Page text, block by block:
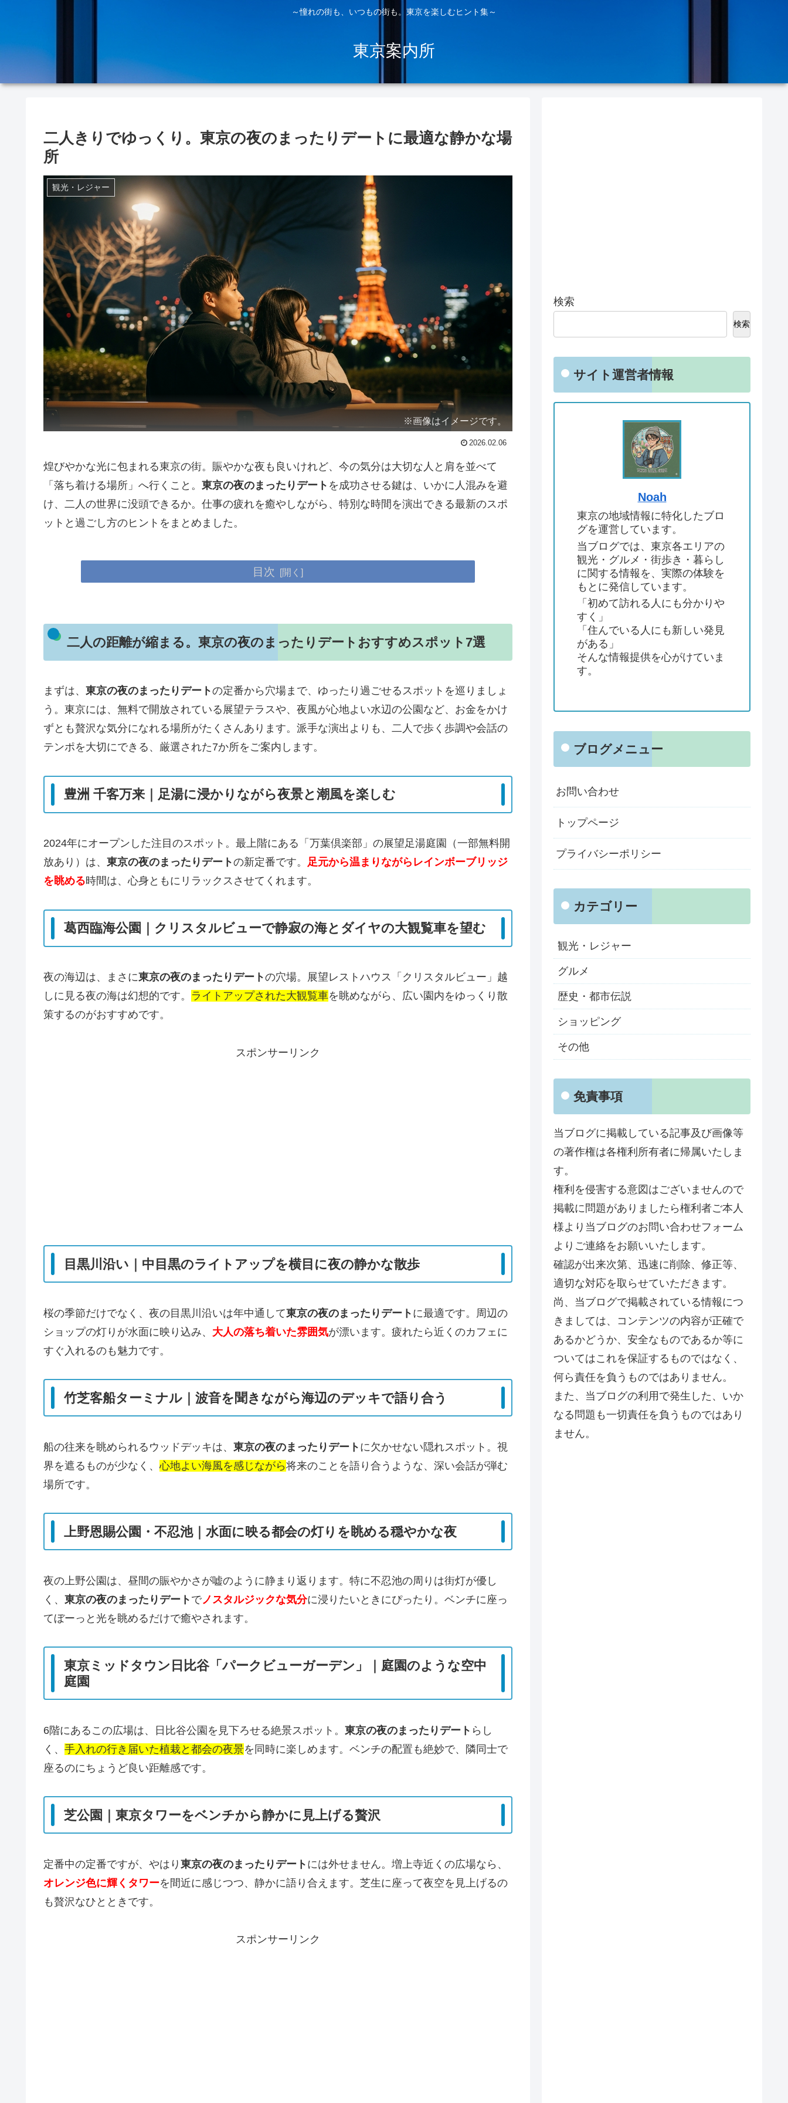
～憧れの街も、いつもの街も。東京を楽しむヒント集～
東京案内所
二人きりでゆっくり。東京の夜のまったりデートに最適な静かな場
所
観光・レジャー
※画像はイメージです。
2026.02.06
煌びやかな光に包まれる東京の街。賑やかな夜も良いけれど、今の気分は大切な人と肩を並べて
「落ち着ける場所」へ行くこと。 東京の夜のまったりデート を成功させる鍵は、いかに人混みを避
け、二人の世界に没頭できるか。仕事の疲れを癒やしながら、特別な時間を演出できる最新のスポ
ットと過ごし方のヒントをまとめました。
目次
二人の距離が縮まる。東京の夜のまったりデートおすすめスポット7選
まずは、 東京の夜のまったりデートの定番から穴場まで、ゆったり過ごせるスポットを巡りましょ
う。東京には、無料で開放されている展望テラスや、夜風が心地よい水辺の公園など、お金をかけ
ずとも贅沢な気分になれる場所がたくさんあります。派手な演出よりも、二人で歩く歩調や会話の
テンポを大切にできる、厳選された7か所をご案内します。
豊洲 千客万来｜足湯に浸かりながら夜景と潮風を楽しむ
2024年にオープンした注目のスポット。最上階にある「万葉倶楽部」の展望足湯庭園（一部無料開
放あり）は、 東京の夜のまったりデートの新定番です。 足元から温まりながらレインボーブリッジ
を眺める時間は、心身ともにリラックスさせてくれます。
葛西臨海公園｜クリスタルビューで静寂の海とダイヤの大観覧車を望む
夜の海辺は、まさに東京の夜のまったりデートの穴場。展望レストハウス「クリスタルビュー」越
しに見る夜の海は幻想的です。 ライトアップされた大観覧車を眺めながら、広い園内をゆっくり散
策するのがおすすめです。
スポンサーリンク
目黒川沿い｜中目黒のライトアップを横目に夜の静かな散歩
桜の季節だけでなく、夜の目黒川沿いは年中通して東京の夜のまったりデート に最適です。周辺の
ショップの灯りが水面に映り込み、 大人の落ち着いた雰囲気が漂います。疲れたら近くのカフェに
すぐ入れるのも魅力です。
竹芝客船ターミナル｜波音を聞きながら海辺のデッキで語り合う
船の往来を眺められるウッドデッキは、 東京の夜のまったりデート に欠かせない隠れスポット。視
界を遮るものが少なく、心地よい海風を感じながら将来のことを語り合うような、深い会話が弾む
場所です。
上野恩賜公園・不忍池｜水面に映る都会の灯りを眺める穏やかな夜
夜の上野公園は、昼間の賑やかさが嘘のように静まり返ります。特に不忍池の周りは街灯が優し
く、 東京の夜のまったりデート でノスタルジックな気分に浸りたいときにぴったり。ベンチに座っ
てぼーっと光を眺めるだけで癒やされます。
東京ミッドタウン日比谷「パークビューガーデン」｜庭園のような空中
庭園
6階にあるこの広場は、日比谷公園を見下ろせる絶景スポット。 東京の夜のまったりデート らし
く、 手入れの行き届いた植栽と都会の夜景を同時に楽しめます。ベンチの配置も絶妙で、隣同士で
座るのにちょうど良い距離感です。
芝公園｜東京タワーをベンチから静かに見上げる贅沢
定番中の定番ですが、やはり 東京の夜のまったりデート には外せません。増上寺近くの広場なら、
オレンジ色に輝くタワーを間近に感じつつ、静かに語り合えます。芝生に座って夜空を見上げるの
も贅沢なひとときです。
スポンサーリンク
検索
検索
サイト運営者情報
Noah
東京の地域情報に特化したブロ
グを運営しています。
当ブログでは、東京各エリアの
観光・グルメ・街歩き・暮らし
に関する情報を、実際の体験を
もとに発信しています。
「初めて訪れる人にも分かりや
すく」
「住んでいる人にも新しい発見
がある」
そんな情報提供を心がけていま
す。
ブログメニュー
お問い合わせ
トップページ
プライバシーポリシー
カテゴリー
観光・レジャー
グルメ
歴史・都市伝説
ショッピング
その他
免責事項
当ブログに掲載している記事及び画像等
の著作権は各権利所有者に帰属いたしま
す。
権利を侵害する意図はございませんので
掲載に問題がありましたら権利者ご本人
様より当ブログのお問い合わせフォーム
よりご連絡をお願いいたします。
確認が出来次第、迅速に削除、修正等、
適切な対応を取らせていただきます。
尚、当ブログで掲載されている情報につ
きましては、コンテンツの内容が正確で
あるかどうか、安全なものであるか等に
ついてはこれを保証するものではなく、
何ら責任を負うものではありません。
また、当ブログの利用で発生した、いか
なる問題も一切責任を負うものではあり
ません。